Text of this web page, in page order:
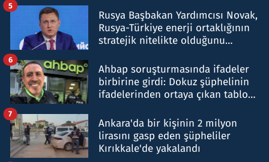
Rusya Başbakan Yardımcısı Novak,
Rusya-Türkiye enerji ortaklığının
stratejik nitelikte olduğunu
5
Ahbap soruşturmasında ifadeler
birbirine girdi: Dokuz şüphelinin
ifadelerinden ortaya çıkan tablo
6
Ankara'da bir kişinin 2 milyon
lirasını gasp eden şüpheliler
Kırıkkale'de yakalandı
7